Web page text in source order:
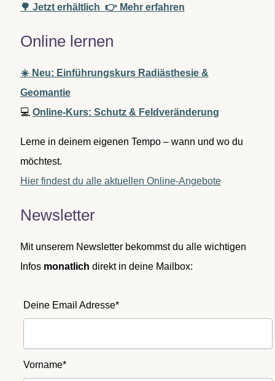
🌳 Jetzt erhältlich 👉 Mehr erfahren
Online lernen
☀️ Neu: Einführungskurs Radiästhesie &
Geomantie
💻 Online-Kurs: Schutz & Feldveränderung
Lerne in deinem eigenen Tempo – wann und wo du
möchtest.
Hier findest du alle aktuellen Online-Angebote
Newsletter
Mit unserem Newsletter bekommst du alle wichtigen
Infos monatlich direkt in deine Mailbox:
Deine Email Adresse*
Vorname*